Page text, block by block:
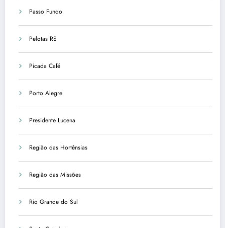
Passo Fundo
Pelotas RS
Picada Café
Porto Alegre
Presidente Lucena
Região das Hortênsias
Região das Missões
Rio Grande do Sul